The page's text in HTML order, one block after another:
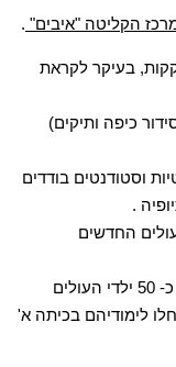
הקליטה "איבים" .
בעיקר לקראת
כיפה ותיקים)
וסטודנטים בודדים
.
לכ- 50 ילדי העולים החדשים
רכישת ילקוטים, מחברות וכלי כתיבה ל כ- 50 ילדי העולים
לימודיהם בכיתה א'